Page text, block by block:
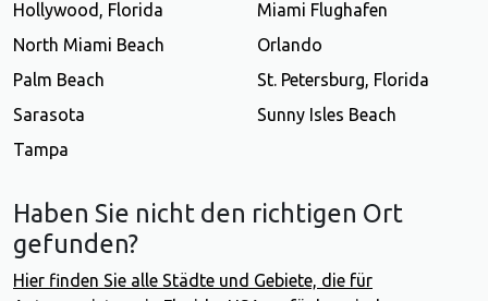
Hollywood, Florida
Miami Flughafen
North Miami Beach
Orlando
Palm Beach
St. Petersburg, Florida
Sarasota
Sunny Isles Beach
Tampa
Haben Sie nicht den richtigen Ort
gefunden?
Hier finden Sie alle Städte und Gebiete, die für